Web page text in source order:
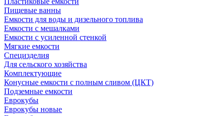
Пищевые ванны
Емкости для воды и дизельного топлива
Емкости с мешалками
Емкости с усиленной стенкой
Мягкие емкости
Специзделия
Для сельского хозяйства
Комплектующие
Конусные емкости с полным сливом (ЦКТ)
Подземные емкости
Еврокубы
Еврокубы новые